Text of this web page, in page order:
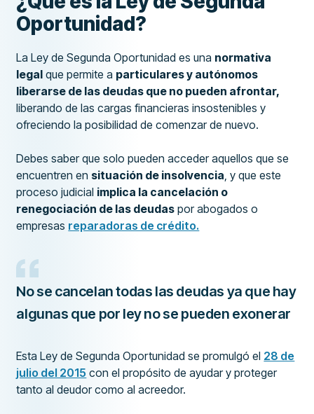
Oportunidad?
La Ley de Segunda Oportunidad es una normativa
legal que permite a particulares y autónomos
liberarse de las deudas que no pueden afrontar,
liberando de las cargas financieras insostenibles y
ofreciendo la posibilidad de comenzar de nuevo.
Debes saber que solo pueden acceder aquellos que se
encuentren en situación de insolvencia, y que este
proceso judicial implica la cancelación o
renegociación de las deudas por abogados o
empresas reparadoras de crédito.
No se cancelan todas las deudas ya que hay
algunas que por ley no se pueden exonerar
Esta Ley de Segunda Oportunidad se promulgó el 28 de
julio del 2015 con el propósito de ayudar y proteger
tanto al deudor como al acreedor.